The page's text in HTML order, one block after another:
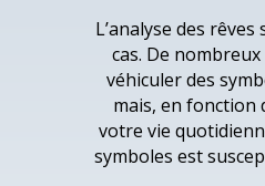
L’analyse des
cas. De
véhiculer des
mais, en fonction
votre vie
symboles est